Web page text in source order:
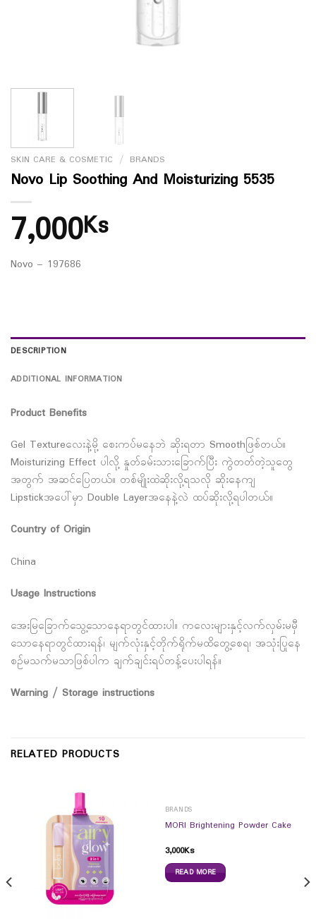
SKIN CARE & COSMETIC / BRANDS
Novo Lip Soothing And Moisturizing 5535
7,000Ks
Novo – 197686
DESCRIPTION
ADDITIONAL INFORMATION
Product Benefits
Gel Textureလေးနဲ့မို့ စေးကပ်မနေဘဲ ဆိုးရတာ Smoothဖြစ်တယ်။
Moisturizing Effect ပါလို့ နှုတ်ခမ်းသားခြောက်ပြီး ကွဲတတ်တဲ့သူတွေ
အတွက် အဆင်ပြေတယ်။ တစ်မျိုးထဲဆိုးလို့ရသလို ဆိုးနေကျ
Lipstickအပေါ်မှာ Double Layerအနေနဲ့လဲ ထပ်ဆိုးလို့ရပါတယ်။
Country of Origin
China
Usage Instructions
အေးမြခြောက်သွေ့သောနေရာတွင်ထားပါ။ ကလေးများနှင့်လက်လှမ်းမမှီ
သောနေရာတွင်ထားရန်၊ မျက်လုံးနှင့်တိုက်ရိုက်မထိတွေ့စေရ၊ အသုံးပြုနေ
စဥ်မသက်မသာဖြစ်ပါက ချက်ချင်းရပ်တန့်ပေးပါရန်။
Warning / Storage instructions
RELATED PRODUCTS
BRANDS
MORI Brightening Powder Cake
3,000Ks
READ MORE